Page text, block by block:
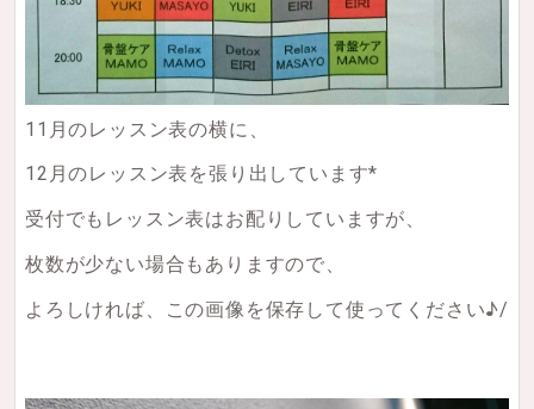
11月のレッスン表の横に、
12月のレッスン表を張り出しています*
受付でもレッスン表はお配りしていますが、
枚数が少ない場合もありますので、
よろしければ、この画像を保存して使ってください♪/